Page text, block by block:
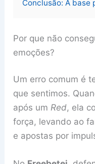
Conclusão: A base
Por que não
emoções?
Um erro comum é
que sentimos.
após umRed, ela
força, levando ao
e apostas por